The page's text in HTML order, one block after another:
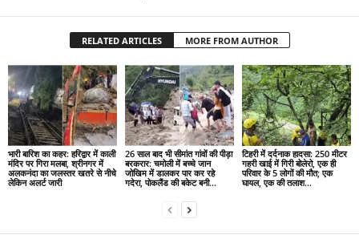
RELATED ARTICLES MORE FROM AUTHOR
भारी बारिश का कहर: हरिद्वार में काली
मंदिर पर गिरा मलबा, श्रीनगर में
अलकनंदा का जलस्तर खतरे से नीचे
लेकिन अलर्ट जारी
26 साल बाद भी सीमांत गांवों की पीड़ा
बरकरार: चमोली में बच्चे जान
जोखिम में डालकर पार कर रहे
गदेरा, पोकलैंड की बकेट बनी...
टिहरी में दर्दनाक हादसा: 250 मीटर
गहरी खाई में गिरी बोलेरो, एक ही
परिवार के 5 लोगों की मौत; एक
घायल, एक की तलाश...